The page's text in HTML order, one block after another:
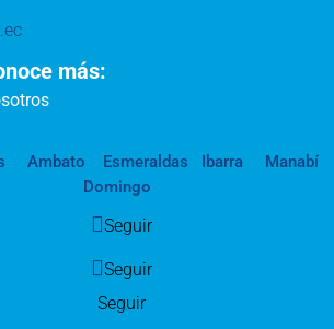
más:
Ambato Esmeraldas Ibarra
Manabí
Domingo
Seguir
Seguir
Seguir